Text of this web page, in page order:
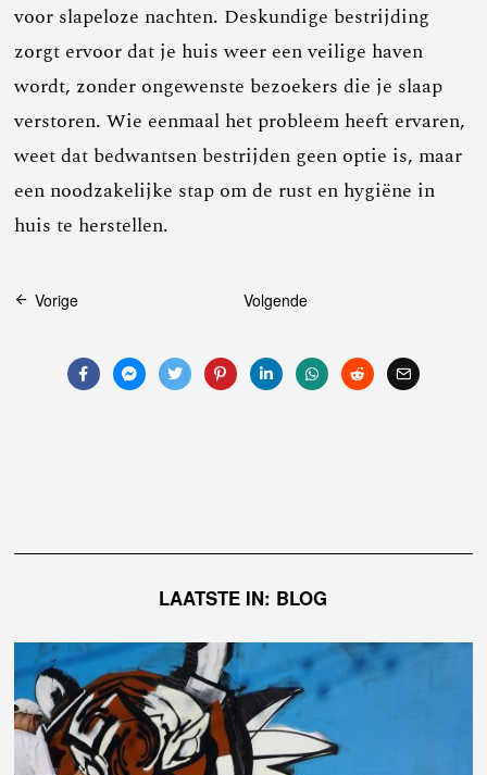
voor slapeloze nachten. Deskundige bestrijding
zorgt ervoor dat je huis weer een veilige haven
wordt, zonder ongewenste bezoekers die je slaap
verstoren. Wie eenmaal het probleem heeft ervaren,
weet dat bedwantsen bestrijden geen optie is, maar
een noodzakelijke stap om de rust en hygiëne in
huis te herstellen.
Bericht
navigatie
Vorige Volgende
LAATSTE IN: BLOG